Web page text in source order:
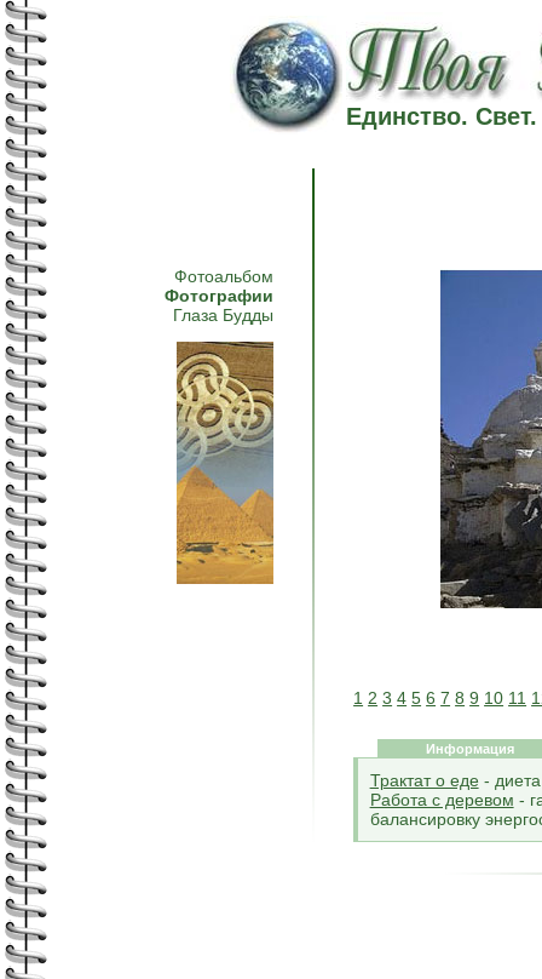
Единство.
Фотоальбом
Фотографии
Глаза Будды
1 2 3 4 5 6 7 8 9 10 11
Информация
Трактат о еде-
Работа с деревом -
балансировку